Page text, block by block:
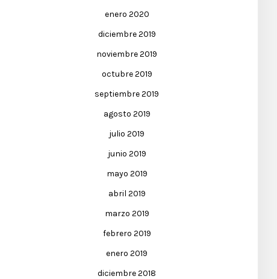
enero 2020
diciembre 2019
noviembre 2019
octubre 2019
septiembre 2019
agosto 2019
julio 2019
junio 2019
mayo 2019
abril 2019
marzo 2019
febrero 2019
enero 2019
diciembre 2018